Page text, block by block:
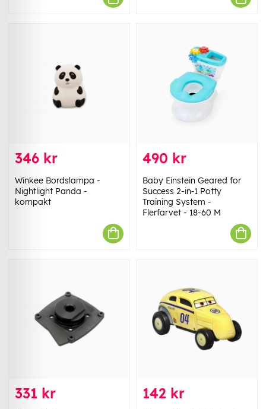
346 kr
Winkee Bordslampa -
Nightlight Panda -
kompakt
490 kr
Baby Einstein Geared for
Success 2-in-1 Potty
Training System -
Flerfarvet - 18-60 M
331 kr 142 kr